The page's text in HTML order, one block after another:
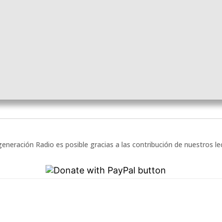
Radio es posible gracias a las contribución de nuestros